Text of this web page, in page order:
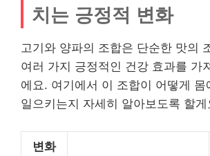
치는 긍정적 변화
고기와 양파의 조합은 단순한 맛의
여러 가지 긍정적인 건강 효과를 가
에요. 여기에서 이 조합이 어떻게 몸
일으키는지 자세히 알아보도록 할게
변화